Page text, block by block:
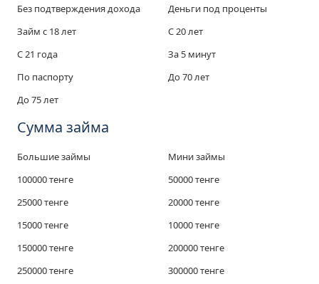
Без подтверждения дохода
Деньги под проценты
Займ с 18 лет
C 20 лет
C 21 года
За 5 минут
По паспорту
До 70 лет
До 75 лет
Сумма займа
Большие займы
Мини займы
100000 тенге
50000 тенге
25000 тенге
20000 тенге
15000 тенге
10000 тенге
150000 тенге
200000 тенге
250000 тенге
300000 тенге